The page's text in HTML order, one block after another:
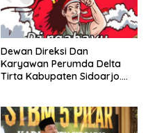
Dewan Direksi Dan
Karyawan Perumda Delta
Tirta Kabupaten Sidoarjo.
Tahun. 17 Agustus 1945- 17
Agustus Tahun 2026